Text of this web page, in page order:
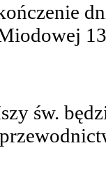
św.